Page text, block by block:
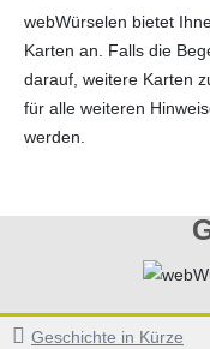
Geschichte in Kürze
webWürselen bietet
Karten an. Falls die
darauf, weitere Karten
für alle weiteren
werden.